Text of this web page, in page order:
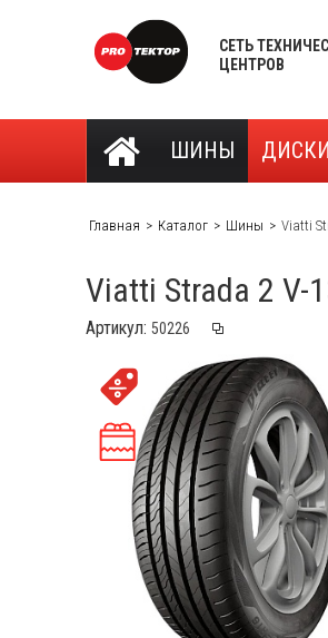
СЕТЬ
ЦЕНТРОВ
ШИНЫ ДИСКИ
Главная Каталог Шины Viatti
Viatti Strada 2 V-
Артикул: